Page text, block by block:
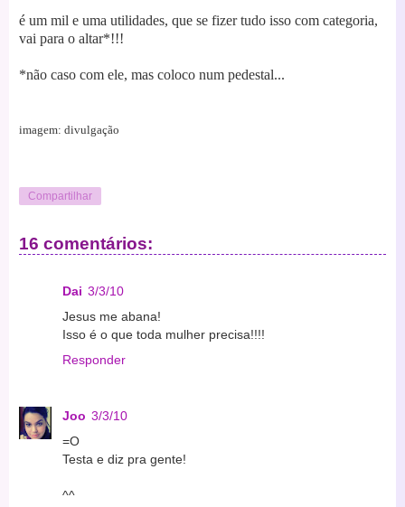
é um mil e uma utilidades, que se fizer tudo isso com categoria,
vai para o altar*!!!
*não caso com ele, mas coloco num pedestal...
imagem: divulgação
Compartilhar
16 comentários:
Dai 3/3/10
Jesus me abana!
Isso é o que toda mulher precisa!!!!
Responder
Joo 3/3/10
=O
Testa e diz pra gente!
^^